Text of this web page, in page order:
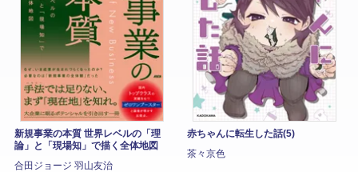
新規事業の本質 世界レベルの「理
論」と「現場知」で描く全体地図
合田ジョージ 羽山友治
赤ちゃんに転生した話(5)
茶々京色